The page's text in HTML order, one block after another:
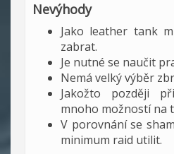
Nevýhody
Jako leather tank
zabrat.
Je nutné se naučit
Nemá velký výběr
Jakožto později
mnoho možností na
V porovnání se
minimum raid utilit.